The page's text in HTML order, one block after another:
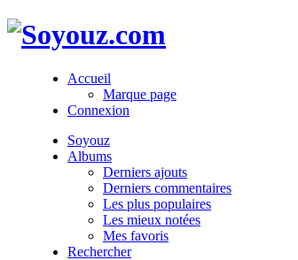
Accueil
Marque page
Connexion
Soyouz
Albums
Derniers ajouts
Derniers commentaires
Les plus populaires
Les mieux notées
Mes favoris
Rechercher